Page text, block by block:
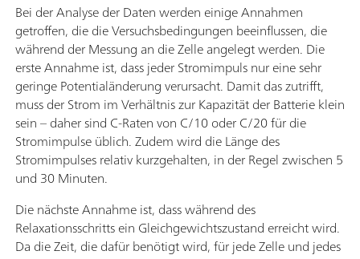
Bei der Analyse der Daten werden einige Annahmen
getroffen, die die Versuchsbedingungen beeinflussen, die
während der Messung an die Zelle angelegt werden. Die
erste Annahme ist, dass jeder Stromimpuls nur eine sehr
geringe Potentialänderung verursacht. Damit das zutrifft,
muss der Strom im Verhältnis zur Kapazität der Batterie klein
sein – daher sind C-Raten von C/10 oder C/20 für die
Stromimpulse üblich. Zudem wird die Länge des
Stromimpulses relativ kurzgehalten, in der Regel zwischen 5
und 30 Minuten.
Die nächste Annahme ist, dass während des
Relaxationsschritts ein Gleichgewichtszustand erreicht wird.
Da die Zeit, die dafür benötigt wird, für jede Zelle und jedes